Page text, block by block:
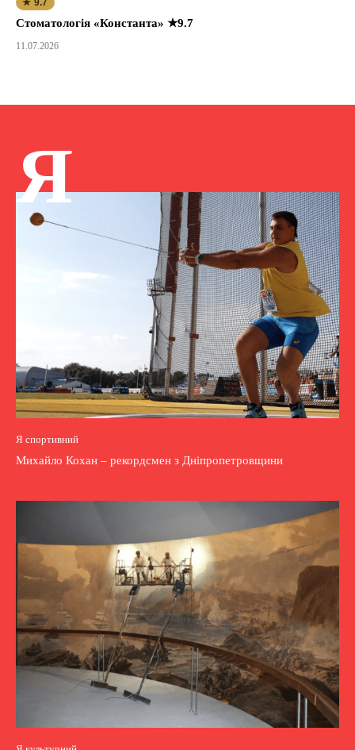
Стоматологія «Константа» ★9.7
11.07.2026
Я
Я спортивний
Михайло Кохан – рекордсмен з Дніпропетровщини